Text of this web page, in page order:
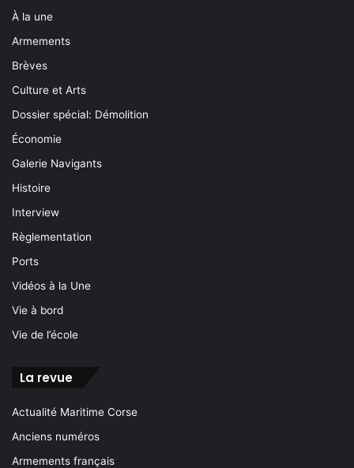
À la une
Armements
Brèves
Culture et Arts
Dossier spécial: Démolition
Économie
Galerie Navigants
Histoire
Interview
Règlementation
Ports
Vidéos à la Une
Vie à bord
Vie de l’école
La revue
Actualité Maritime Corse
Anciens numéros
Armements français